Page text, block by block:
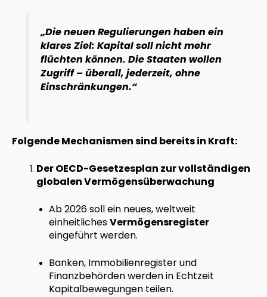
„Die neuen Regulierungen haben ein
klares Ziel: Kapital soll nicht mehr
flüchten können. Die Staaten wollen
Zugriff – überall, jederzeit, ohne
Einschränkungen.“
Folgende Mechanismen sind bereits in Kraft:
Der OECD-Gesetzesplan zur vollständigen
globalen Vermögensüberwachung
Ab 2026 soll ein neues, weltweit
einheitlichesVermögensregister
eingeführt werden.
Banken, Immobilienregister und
Finanzbehörden werden in Echtzeit
Kapitalbewegungen teilen.